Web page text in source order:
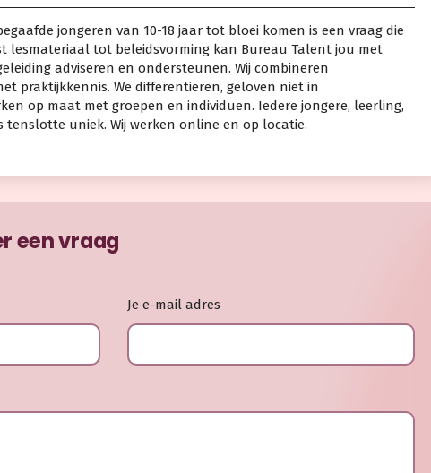
jongeren van 10-18 jaar tot bloei komen is een vraag die
lesmateriaal tot beleidsvorming kan Bureau Talent jou met
adviseren en ondersteunen. Wij combineren
praktijkkennis. We differentiëren, geloven niet in
op maat met groepen en individuen. Iedere jongere, leerling,
tenslotte uniek. Wij werken online en op locatie.
een vraag
Je e-mail adres